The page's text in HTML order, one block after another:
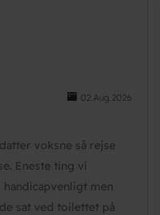
02.Aug.2026
voksne så rejse
Eneste ting vi
men
sat ved toilettet på